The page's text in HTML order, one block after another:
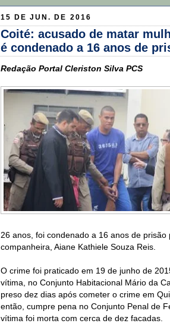
15 DE JUN. DE 2016
Coité: acusado de matar
é condenado a 16 anos de
Redação Portal Cleriston Silva PCS
26 anos, foi condenado a 16 anos de prisão
companheira, Aiane Kathiele Souza Reis.
O crime foi praticado em 19 de junho de
vítima, no Conjunto Habitacional Mário da
preso dez dias após cometer o crime em
então, cumpre pena no Conjunto Penal de
vítima foi morta com cerca de dez facadas.